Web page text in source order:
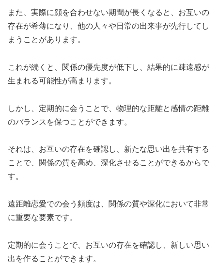
また、実際に顔を合わせない期間が長くなると、お互いの
存在が希薄になり、他の人々や日常の出来事が先行してし
まうことがあります。
これが続くと、関係の優先度が低下し、結果的に疎遠感が
生まれる可能性が高まります。
しかし、定期的に会うことで、物理的な距離と感情の距離
のバランスを保つことができます。
それは、お互いの存在を確認し、新たな思い出を共有する
ことで、関係の質を高め、深化させることができるからで
す。
遠距離恋愛での会う頻度は、関係の質や深化において非常
に重要な要素です。
定期的に会うことで、お互いの存在を確認し、新しい思い
出を作ることができます。